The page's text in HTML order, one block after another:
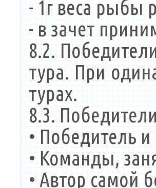
- 1г веса рыбы
- в зачет
8.2.
тура. При
турах.
8.3.
• Победитель
• Команды,
• Автор